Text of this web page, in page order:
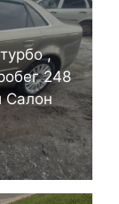
,
248
Салон